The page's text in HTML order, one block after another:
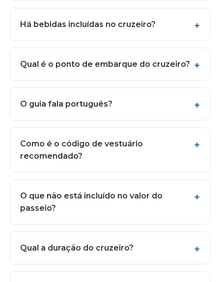
Há bebidas incluídas no cruzeiro?
Qual é o ponto de embarque do cruzeiro?
O guia fala português?
Como é o código de vestuário
recomendado?
O que não está incluído no valor do
passeio?
Qual a duração do cruzeiro?